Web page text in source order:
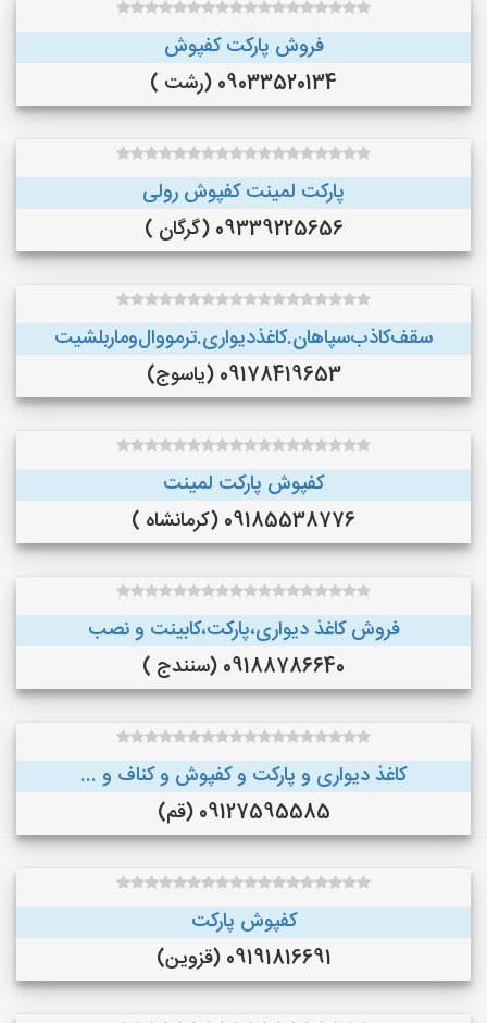
فروش پارکت کفپوش
09033520134 (رشت )
پارکت لمینت کفپوش رولی
09339225656 (گرگان )
سقف‌کاذب‌سپاهان‌.کاغذ‌دیواری.ترمووال‌و‌ماربلشیت
09178419653 (یاسوج)
کفپوش پارکت لمینت
09185538776 (کرمانشاه )
فروش کاغذ دیواری،پارکت،کابینت و نصب
09188786640 (سنندج )
کاغذ دیواری و پارکت و کفپوش و کناف و ...
09127595585 (قم)
کفپوش پارکت
09191816691 (قزوین)